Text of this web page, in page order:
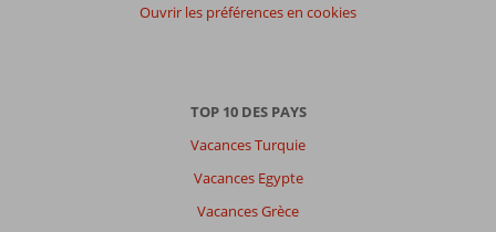
Ouvrir les préférences en cookies
TOP 10 DES PAYS
Vacances Turquie
Vacances Egypte
Vacances Grèce